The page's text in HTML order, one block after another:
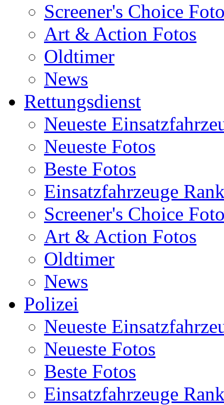
Screener's Choice
Art & Action Fotos
Oldtimer
News
Rettungsdienst
Neueste
Neueste Fotos
Beste Fotos
Einsatzfahrzeuge
Screener's Choice
Art & Action Fotos
Oldtimer
News
Polizei
Neueste
Neueste Fotos
Beste Fotos
Einsatzfahrzeuge